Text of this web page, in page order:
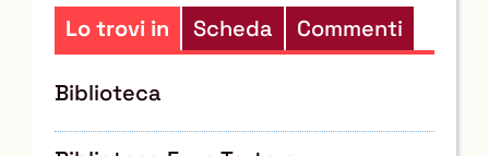
risorse
Lo trovi in Scheda Commenti
Biblioteca